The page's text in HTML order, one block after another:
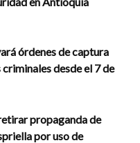
órdenes de captura
desde el 7 de
propaganda de
por uso de